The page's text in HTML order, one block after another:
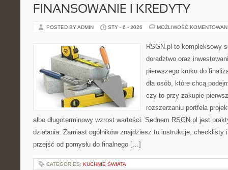
FINANSOWANIE I KREDYTY
POSTED BY ADMIN STY - 6 - 2026 MOŻLIWOŚĆ
RSGN.pl to kompleksowy
doradztwo oraz
pierwszego kroku do
dla osób, które chcą
czy to przy zakupie
rozszerzaniu portfela
albo długoterminowy wzrost wartości. Sednem RSGN.pl jest
działania. Zamiast ogólników znajdziesz tu instrukcje, checklisty
przejść od pomysłu do finalnego […]
CATEGORIES: KUCHNIE ŚWIATA